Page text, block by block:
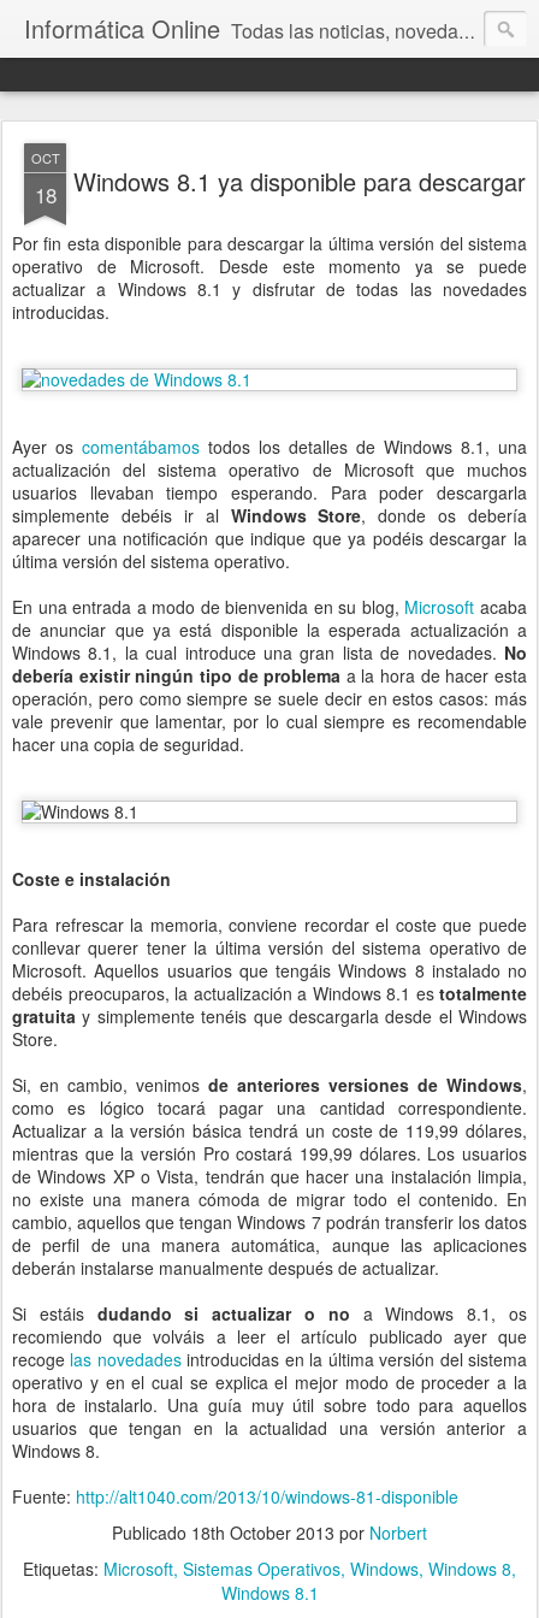
Informática Online Todas las noticias, novedades y la actualidad de la tecnología y la informática
OCT
18 Windows 8.1 ya disponible para descargar
Por fin esta disponible para descargar la última versión del sistema
operativo de Microsoft. Desde este momento ya se puede
actualizar a Windows 8.1 y disfrutar de todas las novedades
introducidas.
Ayer os comentábamos todos los detalles de Windows 8.1, una
actualización del sistema operativo de Microsoft que muchos
usuarios llevaban tiempo esperando. Para poder descargarla
simplemente debéis ir al Windows Store, donde os debería
aparecer una notificación que indique que ya podéis descargar la
última versión del sistema operativo.
En una entrada a modo de bienvenida en su blog, Microsoft acaba
de anunciar que ya está disponible la esperada actualización a
Windows 8.1, la cual introduce una gran lista de novedades. No
debería existir ningún tipo de problema a la hora de hacer esta
operación, pero como siempre se suele decir en estos casos: más
vale prevenir que lamentar, por lo cual siempre es recomendable
hacer una copia de seguridad.
Coste e instalación
Para refrescar la memoria, conviene recordar el coste que puede
conllevar querer tener la última versión del sistema operativo de
Microsoft. Aquellos usuarios que tengáis Windows 8 instalado no
debéis preocuparos, la actualización a Windows 8.1 es totalmente
gratuita y simplemente tenéis que descargarla desde el Windows
Store.
Si, en cambio, venimos de anteriores versiones de Windows,
como es lógico tocará pagar una cantidad correspondiente.
Actualizar a la versión básica tendrá un coste de 119,99 dólares,
mientras que la versión Pro costará 199,99 dólares. Los usuarios
de Windows XP o Vista, tendrán que hacer una instalación limpia,
no existe una manera cómoda de migrar todo el contenido. En
cambio, aquellos que tengan Windows 7 podrán transferir los datos
de perfil de una manera automática, aunque las aplicaciones
deberán instalarse manualmente después de actualizar.
Si estáis dudando si actualizar o no a Windows 8.1, os
recomiendo que volváis a leer el artículo publicado ayer que
recoge las novedadesintroducidas en la última versión del sistema
operativo y en el cual se explica el mejor modo de proceder a la
hora de instalarlo. Una guía muy útil sobre todo para aquellos
usuarios que tengan en la actualidad una versión anterior a
Windows 8.
Fuente: http://alt1040.com/2013/10/windows-81-disponible
Publicado 18th October 2013 por Norbert
Etiquetas: Microsoft Sistemas Operativos Windows Windows 8
Windows 8.1